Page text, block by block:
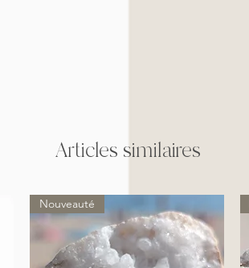
Articles similaires
Nouveauté